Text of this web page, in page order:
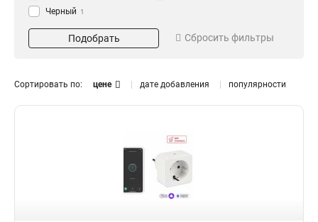
Черный 1
Подобрать Сбросить фильтры
Сортировать по: цене дате добавления популярности